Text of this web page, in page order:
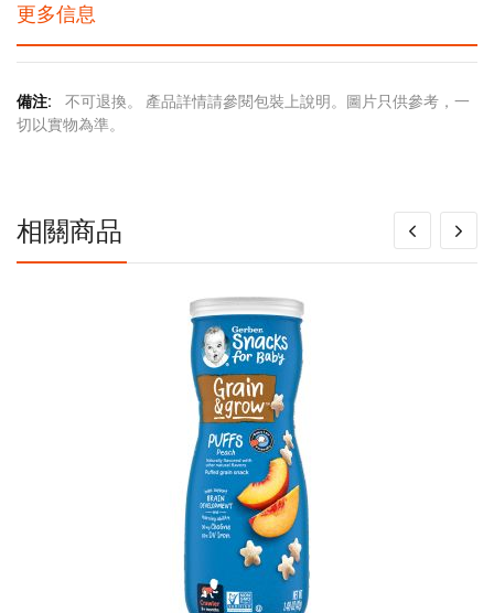
更多信息
更
多
不可退換。 產品詳情請參閱包裝上說明。圖片只供參考，一
切以實物為準。
相關商品